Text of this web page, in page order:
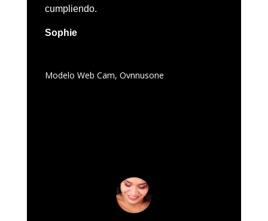
cumpliendo.
Sophie
Modelo Web Cam, Ovnnusone